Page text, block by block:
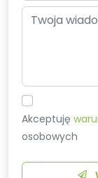
Akceptuję
osobowych